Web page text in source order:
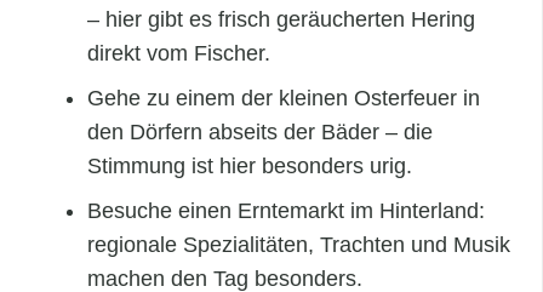
– hier gibt es frisch geräucherten Hering
direkt vom Fischer.
Gehe zu einem der kleinen Osterfeuer in
den Dörfern abseits der Bäder – die
Stimmung ist hier besonders urig.
Besuche einen Erntemarkt im Hinterland:
regionale Spezialitäten, Trachten und Musik
machen den Tag besonders.